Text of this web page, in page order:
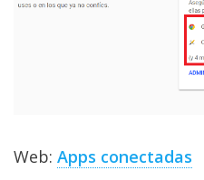
Web: Apps conectadas